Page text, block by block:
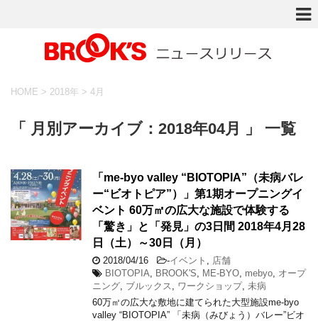
HOME > 2018年 > 4月
「 月別アーカイブ：2018年04月 」 一覧
「me-byo valley “BIOTOPIA”（未病バレ
ー“ビオトピア”）」第1期オープニングイ
ベント 60万㎡の広大な施設で体験する
「驚き」と「発見」の3日間 2018年4月28
日（土）～30日（月）
2018/04/16 -イベント
店舗
BIOTOPIA
BROOK'S ME-BYO mebyo オープ
ニング ブルックス ワークショップ, 未病
60万㎡の広大な敷地に建てられた大型施設me-byo
valley “BIOTOPIA” 「未病（みびょう）バレー”ビオ